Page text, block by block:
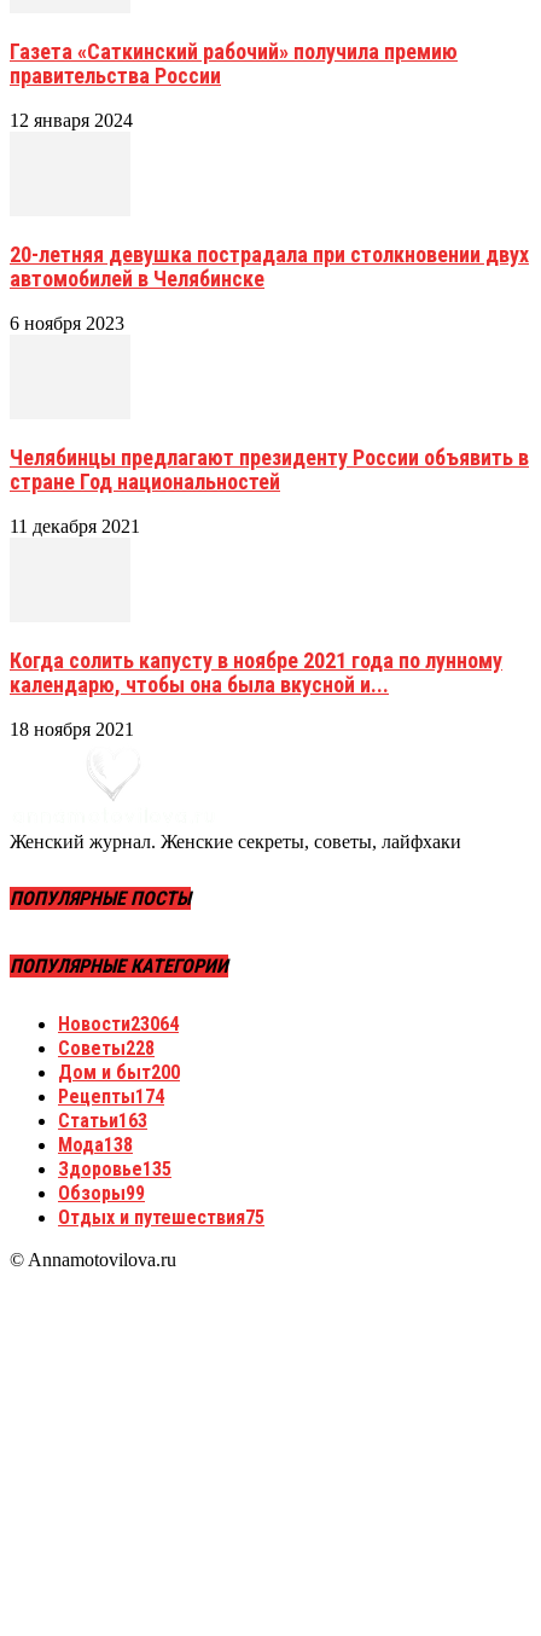
Газета «Саткинский рабочий» получила премию
правительства России
12 января 2024
20-летняя девушка пострадала при столкновении двух
автомобилей в Челябинске
6 ноября 2023
Челябинцы предлагают президенту России объявить в
стране Год национальностей
11 декабря 2021
Когда солить капусту в ноябре 2021 года по лунному
календарю, чтобы она была вкусной и...
18 ноября 2021
Женский журнал. Женские секреты, советы, лайфхаки
ПОПУЛЯРНЫЕ ПОСТЫ
ПОПУЛЯРНЫЕ КАТЕГОРИИ
Новости23064
Советы228
Дом и быт200
Рецепты174
Статьи163
Мода138
Здоровье135
Обзоры99
Отдых и путешествия75
© Annamotovilova.ru